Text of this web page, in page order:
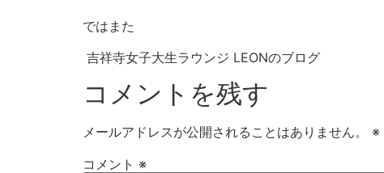
ではまた
吉祥寺女子大生ラウンジ LEONのブログ
コメントを残す
メールアドレスが公開されることはありません。 ※
コメント ※